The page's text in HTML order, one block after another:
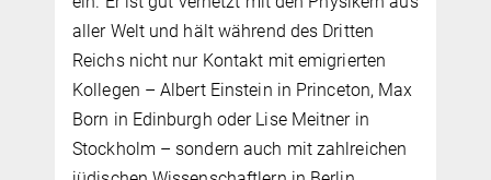
aller Welt und hält während des Dritten
Reichs nicht nur Kontakt mit emigrierten
Kollegen – Albert Einstein in Princeton, Max
Born in Edinburgh oder Lise Meitner in
Stockholm – sondern auch mit zahlreichen